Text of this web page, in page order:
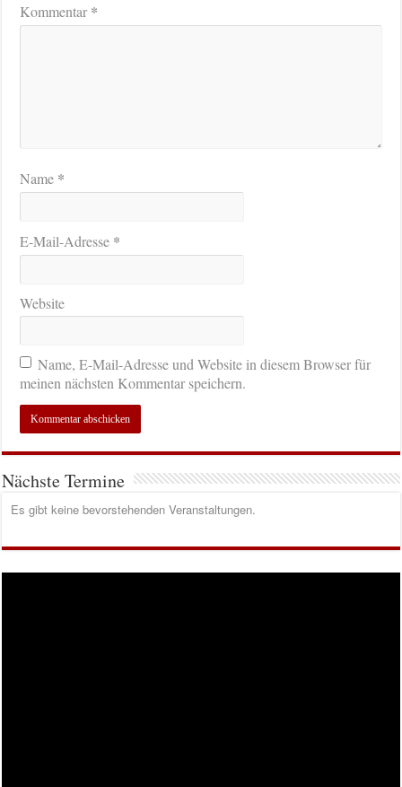
Kommentar*
Name *
E-Mail-Adresse *
Website
Name, E-Mail-Adresse und Website in diesem Browser für
meinen nächsten Kommentar speichern.
Nächste Termine
Es gibt keine bevorstehenden Veranstaltungen.